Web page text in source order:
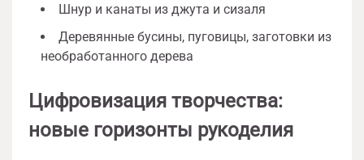
Шнур и канаты из джута и сизаля
Деревянные бусины, пуговицы, заготовки из
необработанного дерева
Цифровизация творчества:
новые горизонты рукоделия